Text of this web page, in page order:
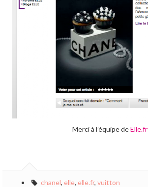
Merci à l’équipe deElle.fr
chanel, elle, elle.fr, vuitton